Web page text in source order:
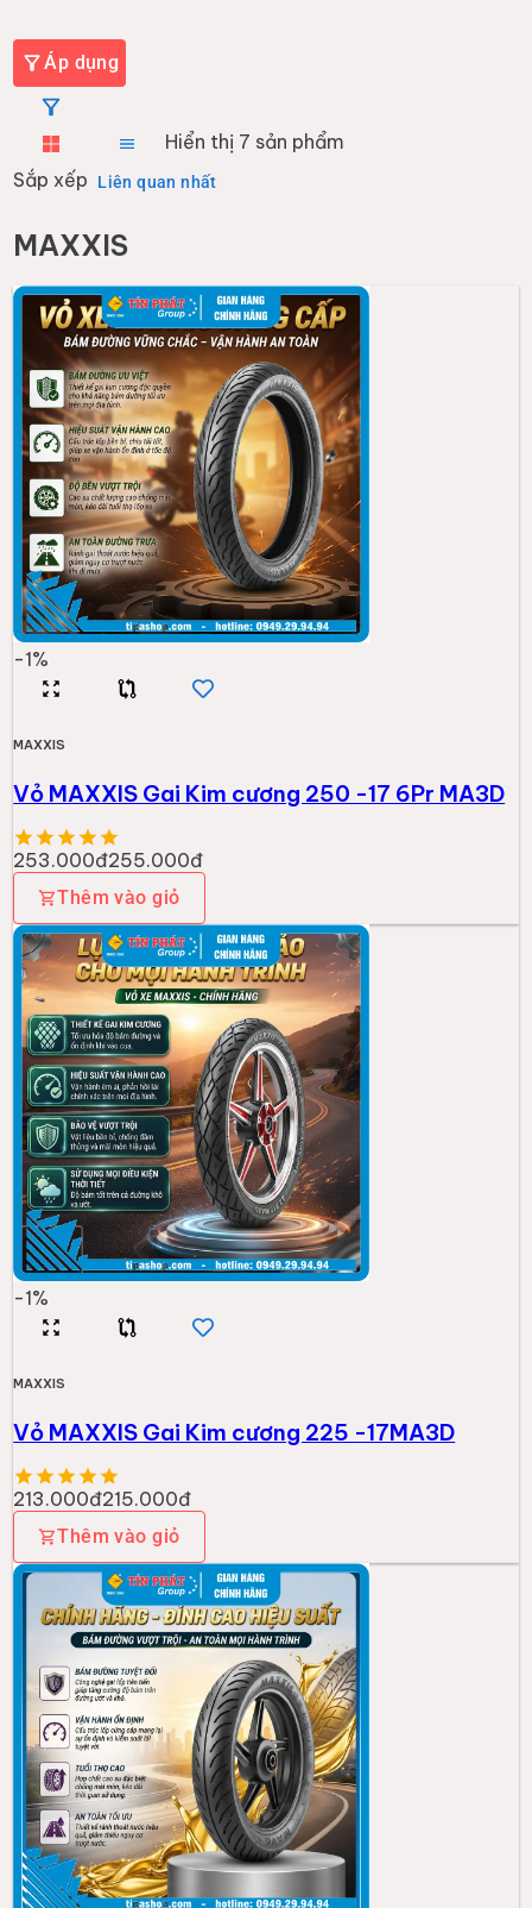
Áp dụng
Hiển thị 7 sản phẩm
Sắp xếp
Liên quan nhất
MAXXIS
-1%
MAXXIS
Vỏ MAXXIS Gai Kim cương 250 -17 6Pr MA3D
253.000đ255.000đ
Thêm vào giỏ
-1%
MAXXIS
Vỏ MAXXIS Gai Kim cương 225 -17MA3D
213.000đ215.000đ
Thêm vào giỏ